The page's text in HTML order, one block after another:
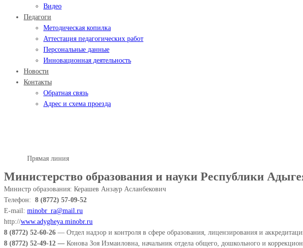
Видео
Педагоги
Методическая копилка
Аттестация педагогических работ
Персональные данные
Инновационная деятельность
Новости
Контакты
Обратная связь
Адрес и схема проезда
Прямая линия
Министерство образования и науки Республики
Министр образования: Керашев Анзаур Асланбекович
Телефон: 8 (8772) 57-09-52
E-mail: minobr_ra@mail.ru
http://www.adygheya.minobr.ru
8 (8772) 52-60-26 — Отдел надзор и контроля в сфере образования, лицензирования и
8 (8772) 52-49-12 — Конова Зоя Измаиловна, начальник отдела общего, дошкольного и